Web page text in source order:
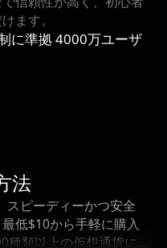
ます。
に準拠 4000万ユーザ
法
スピーディーかつ安全
低$10から手軽に購入
種類以上の仮想通貨に対